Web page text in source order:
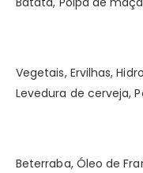
Vegetais, Ervilhas,
Levedura de cerveja,
Beterraba, Óleo de